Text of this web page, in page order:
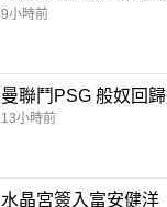
9小時前
曼聯鬥PSG 般奴回
13小時前
水晶宮簽入富安健洋